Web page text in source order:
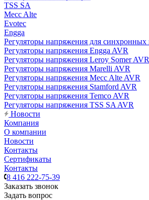
TSS SA
Mecc Alte
Evotec
Engga
Регуляторы напряжения для синхронных
Регуляторы напряжения Engga AVR
Регуляторы напряжения Leroy Somer AVR
Регуляторы напряжения Marelli AVR
Регуляторы напряжения Mecc Alte AVR
Регуляторы напряжения Stamford AVR
Регуляторы напряжения Temco AVR
Регуляторы напряжения TSS SA AVR
Новости
Компания
О компании
Новости
Контакты
Сертификаты
Контакты
8 416 222-75-39
Заказать звонок
Задать вопрос